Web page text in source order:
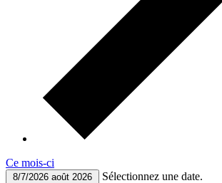
Ce mois-ci
8/7/2026 août 2026 Sélectionnez une date.